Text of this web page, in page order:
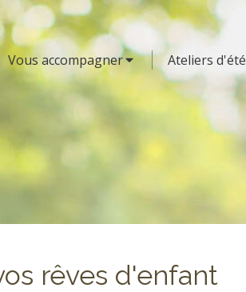
Vous accompagner Ateliers d'été
rêves d'enfant